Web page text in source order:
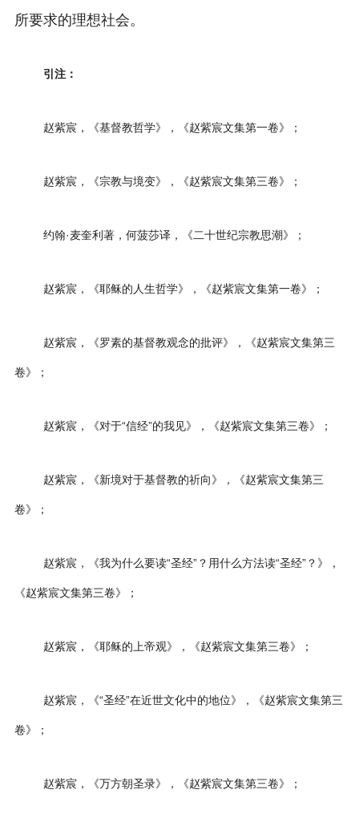
所要求的理想社会。
引注：
赵紫宸，《基督教哲学》，《赵紫宸文集第一卷》；
赵紫宸，《宗教与境变》，《赵紫宸文集第三卷》；
约翰·麦奎利著，何菠莎译，《二十世纪宗教思潮》；
赵紫宸，《耶稣的人生哲学》，《赵紫宸文集第一卷》；
赵紫宸，《罗素的基督教观念的批评》，《赵紫宸文集第三
卷》；
赵紫宸，《对于“信经”的我见》，《赵紫宸文集第三卷》；
赵紫宸，《新境对于基督教的祈向》，《赵紫宸文集第三
卷》；
赵紫宸，《我为什么要读“圣经”？用什么方法读“圣经”？》，
《赵紫宸文集第三卷》；
赵紫宸，《耶稣的上帝观》，《赵紫宸文集第三卷》；
赵紫宸，《“圣经”在近世文化中的地位》，《赵紫宸文集第三
卷》；
赵紫宸，《万方朝圣录》，《赵紫宸文集第三卷》；